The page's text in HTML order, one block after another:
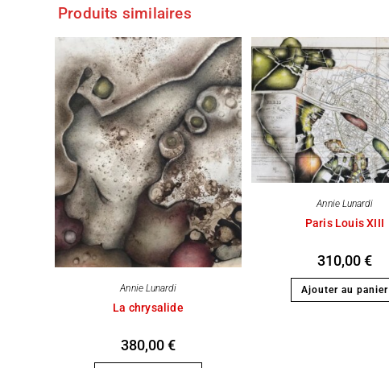
Produits similaires
Annie Lunardi
La chrysalide
380,00€
Annie Lunardi
Paris Louis XIII
310,00€
Ajouter au panier